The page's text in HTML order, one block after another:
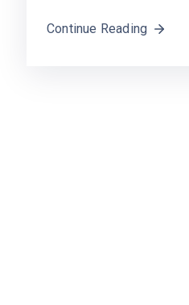
Continue Reading